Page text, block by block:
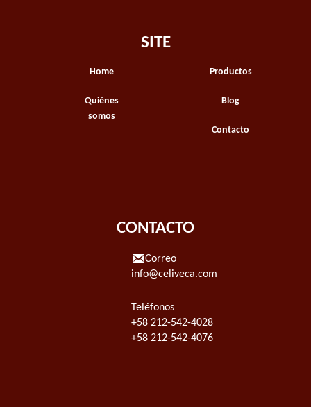
SITE
Home
Quiénes
somos
Productos
Blog
Contacto
CONTACTO
Correo
info@celiveca.com
Teléfonos
+58 212-542-4028
+58 212-542-4076